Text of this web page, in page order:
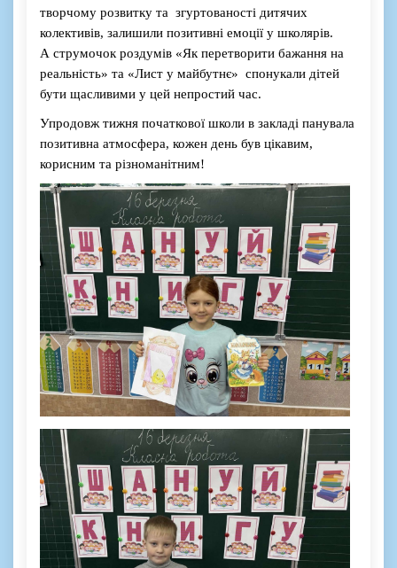
творчому розвитку та згуртованості дитячих
колективів, залишили позитивні емоції у школярів.
А струмочок роздумів «Як перетворити бажання на
реальність» та «Лист у майбутнє» спонукали дітей
бути щасливими у цей непростий час.
Упродовж тижня початкової школи в закладі панувала
позитивна атмосфера, кожен день був цікавим,
корисним та різноманітним!